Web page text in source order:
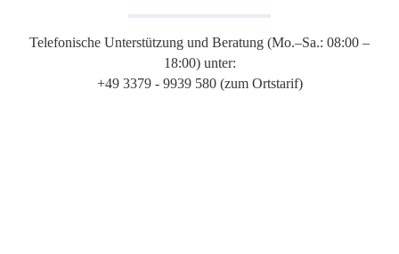
Telefonische Unterstützung und Beratung (Mo.–Sa.: 08:00 –
18:00) unter:
+49 3379 - 9939 580 (zum Ortstarif)